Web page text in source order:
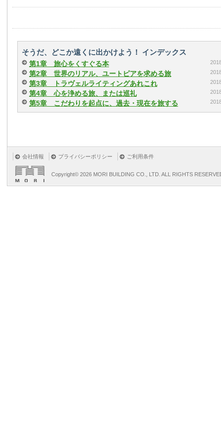
そうだ、どこか遠くに出かけよう！ インデックス
第1章 旅心をくすぐる本
第2章 世界のリアル、ユートピアを求める旅
第3章 トラヴェルライティングあれこれ
第4章 心を浄める旅、または巡礼
第5章 こだわりを起点に、過去・現在を旅する
会社情報 プライバシーポリシー ご利用条件
Copyright© 2026 MORI BUILDING CO., LTD. ALL RIGHTS